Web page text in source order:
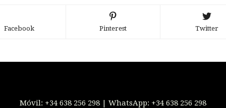
Facebook Pinterest Twitter
Móvil: +34 638 256 298 | WhatsApp: +34 638 256 298